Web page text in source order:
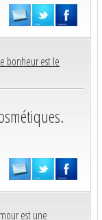
bonheur est le
est une